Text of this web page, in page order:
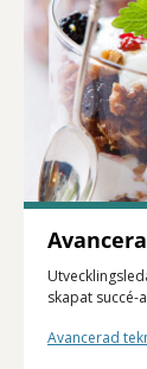
skapat succé-
Avancerad